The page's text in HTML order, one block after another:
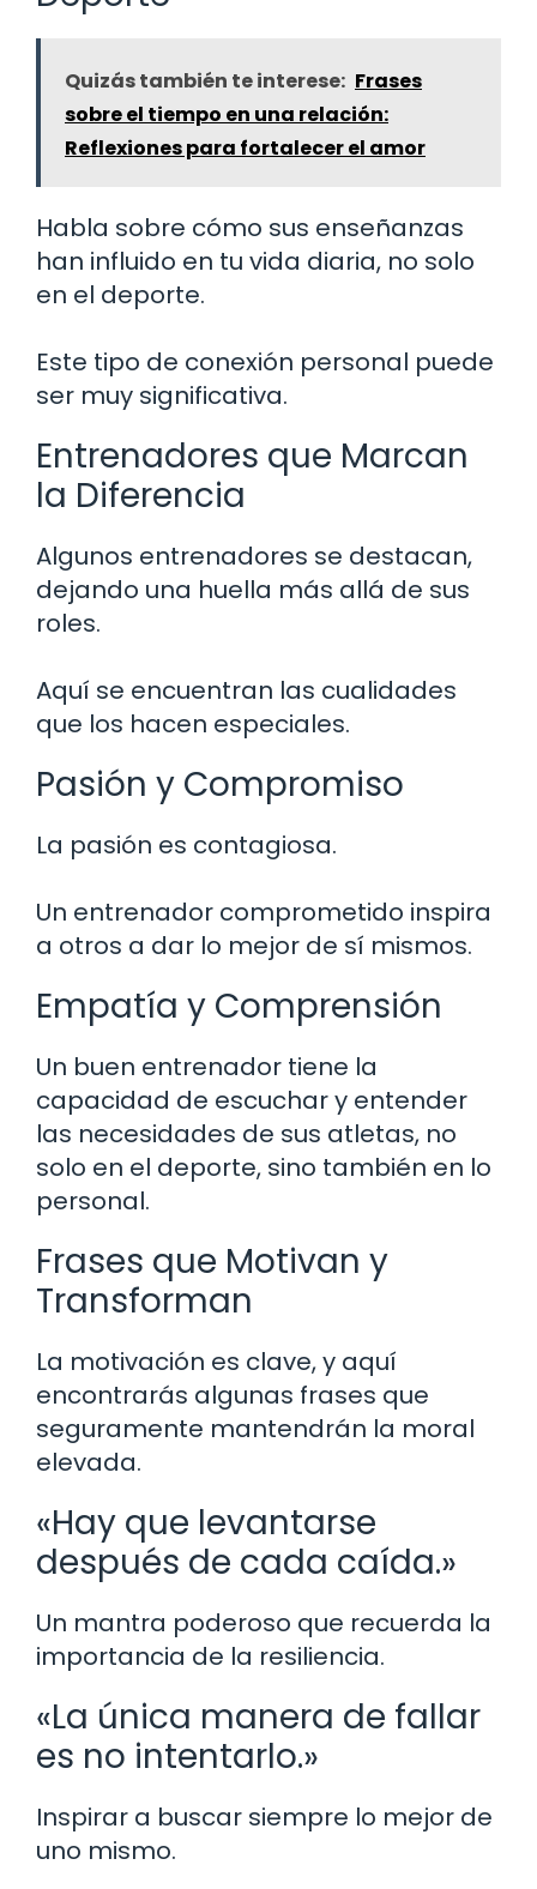
Quizás también te interese: Frases
sobre el tiempo en una relación:
Reflexiones para fortalecer el amor
Habla sobre cómo sus enseñanzas
han influido en tu vida diaria, no solo
en el deporte.
Este tipo de conexión personal puede
ser muy significativa.
Entrenadores que Marcan
la Diferencia
Algunos entrenadores se destacan,
dejando una huella más allá de sus
roles.
Aquí se encuentran las cualidades
que los hacen especiales.
Pasión y Compromiso
La pasión es contagiosa.
Un entrenador comprometido inspira
a otros a dar lo mejor de sí mismos.
Empatía y Comprensión
Un buen entrenador tiene la
capacidad de escuchar y entender
las necesidades de sus atletas, no
solo en el deporte, sino también en lo
personal.
Frases que Motivan y
Transforman
La motivación es clave, y aquí
encontrarás algunas frases que
seguramente mantendrán la moral
elevada.
«Hay que levantarse
después de cada caída.»
Un mantra poderoso que recuerda la
importancia de la resiliencia.
«La única manera de fallar
es no intentarlo.»
Inspirar a buscar siempre lo mejor de
uno mismo.